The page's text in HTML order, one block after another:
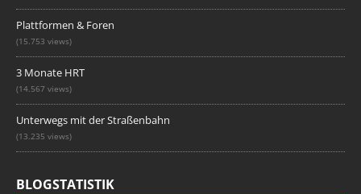
Plattformen & Foren
(15.753 views)
3 Monate HRT
(14.567 views)
Unterwegs mit der Straßenbahn
(13.235 views)
BLOGSTATISTIK